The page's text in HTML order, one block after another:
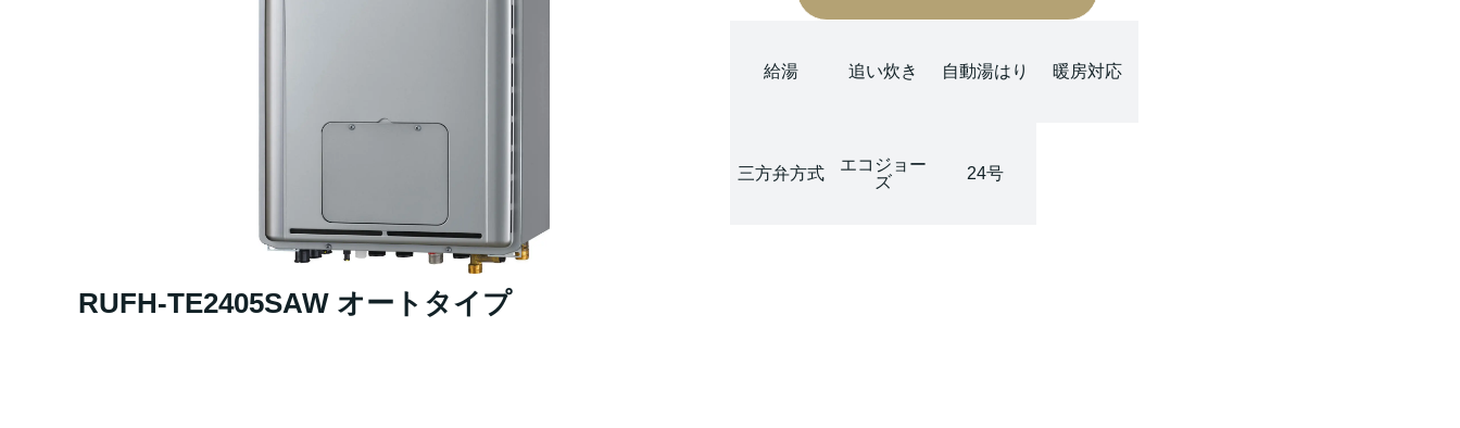
RUFH-TE2405SAW オートタイプ
給湯 追い炊き 自動湯はり 暖房対応
三方弁方式
エコジョー
ズ
24号